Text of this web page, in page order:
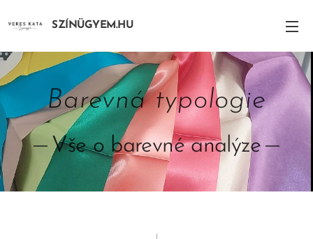
SZÍNÜGYEM.HU
Barevná typologie
Vše o barevné analýze